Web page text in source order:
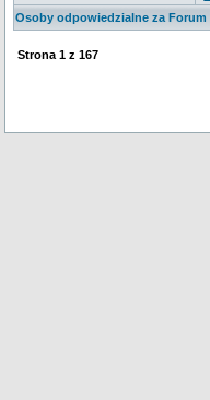
Osoby odpowiedzialne za Forum
Strona 1 z 167